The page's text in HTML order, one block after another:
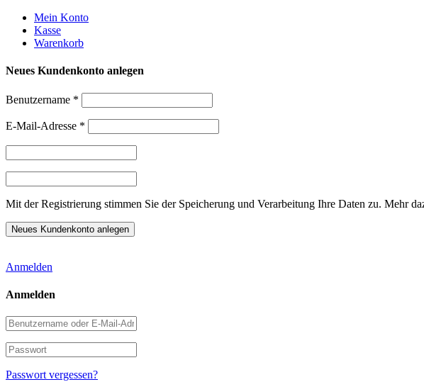
Weiter
zum
Inhalt
Mein Konto
Kasse
Warenkorb
Neues Kundenkonto anlegen
Benutzername *
E-Mail-Adresse *
Mit der Registrierung stimmen Sie der Speicherung und Verarbeitung Ihre Daten zu. Mehr
Anmelden
Anmelden
Benutzername
oder
E-
Mail-
Adresse
Passwort
Passwort vergessen?